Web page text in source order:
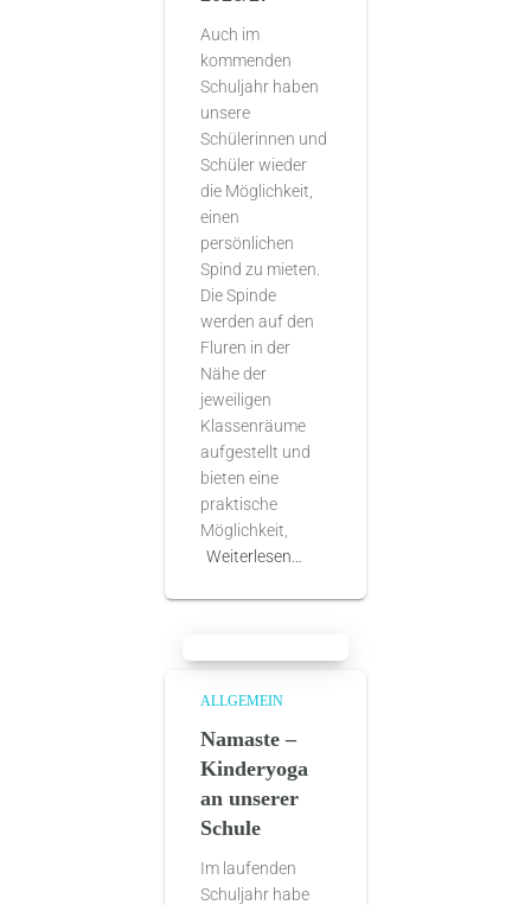
Auch im
kommenden
Schuljahr haben
unsere
Schülerinnen und
Schüler wieder
die Möglichkeit,
einen
persönlichen
Spind zu mieten.
Die Spinde
werden auf den
Fluren in der
Nähe der
jeweiligen
Klassenräume
aufgestellt und
bieten eine
praktische
Möglichkeit,
Weiterlesen…
ALLGEMEIN
Namaste –
Kinderyoga
an unserer
Schule
Im laufenden
Schuljahr habe